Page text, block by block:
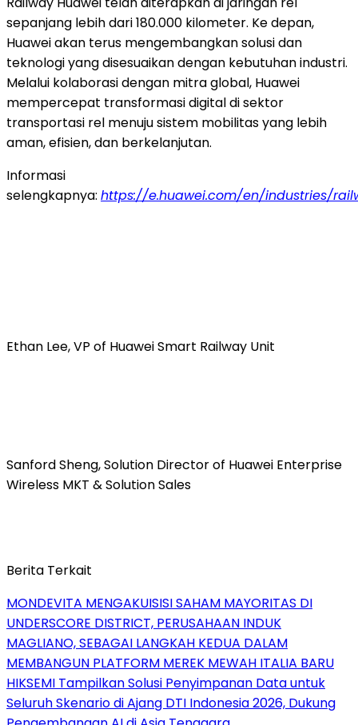
sepanjang lebih dari 180.000 kilometer. Ke depan,
Huawei akan terus mengembangkan solusi dan
teknologi yang disesuaikan dengan kebutuhan industri.
Melalui kolaborasi dengan mitra global, Huawei
mempercepat transformasi digital di sektor
transportasi rel menuju sistem mobilitas yang lebih
aman, efisien, dan berkelanjutan.
Informasi
selengkapnya: https://e.huawei.com/en/industries/
Ethan Lee, VP of Huawei Smart Railway Unit
Sanford Sheng, Solution Director of Huawei Enterprise
Wireless MKT & Solution Sales
Berita Terkait
MONDEVITA MENGAKUISISI SAHAM MAYORITAS DI
UNDERSCORE DISTRICT, PERUSAHAAN INDUK
MAGLIANO, SEBAGAI LANGKAH KEDUA DALAM
MEMBANGUN PLATFORM MEREK MEWAH ITALIA BARU
HIKSEMI Tampilkan Solusi Penyimpanan Data untuk
Seluruh Skenario di Ajang DTI Indonesia 2026, Dukung